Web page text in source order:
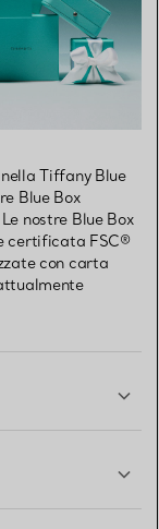
Tiffany Blue
Blue Box
nostre Blue Box
certificata FSC®
con carta